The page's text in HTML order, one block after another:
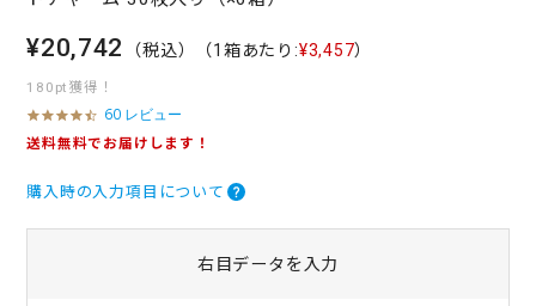
¥20,742 （税込） （1箱あたり:¥3,457）
180pt獲得！
4
.
t
60 レビュー
送料無料でお届けします！
購入時の入力項目について
右目データを入力